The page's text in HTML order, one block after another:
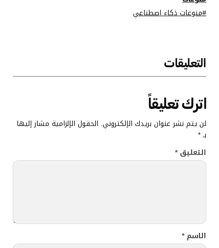
منوعات ذكاء اصطناعي
التعليقات
اترك تعليقاً
لن يتم نشر عنوان بريدك الإلكتروني. الحقول الإلزامية مشار إليها
بـ*
التعليق*
الاسم*